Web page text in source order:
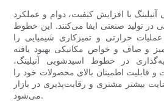
با افزایش کیفیت، دوام و عملکرد
تولید صنعتی ایفا می‌کنند. این خطوط
حرارتی و تمیزکاری شیمیایی را
و صاف و خواص مکانیکی بهبود یافته
در خطوط اسیدشویی آنیلینگ،
و قابلیت اطمینان بالای محصولات خود را
بیشتر مشتری و رقابت‌پذیری در بازار
می‌شود.